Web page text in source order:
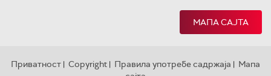
МАПА САЈТА
Приватност | Copyright | Правила употребе садржаја | Мапа